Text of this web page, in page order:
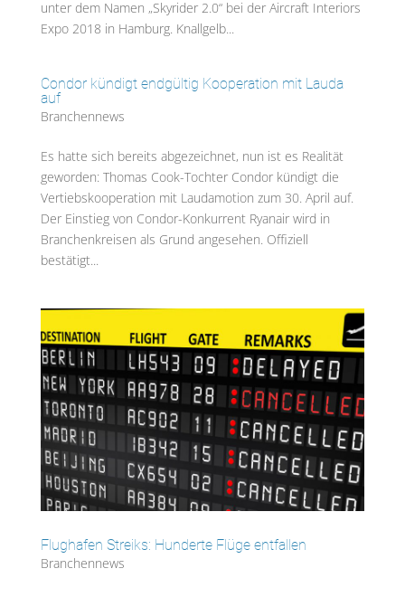
unter dem Namen „Skyrider 2.0“ bei der Aircraft Interiors
Expo 2018 in Hamburg. Knallgelb...
Condor kündigt endgültig Kooperation mit Lauda
auf
Branchennews
Es hatte sich bereits abgezeichnet, nun ist es Realität
geworden: Thomas Cook-Tochter Condor kündigt die
Vertiebskooperation mit Laudamotion zum 30. April auf.
Der Einstieg von Condor-Konkurrent Ryanair wird in
Branchenkreisen als Grund angesehen. Offiziell
bestätigt...
Flughafen Streiks: Hunderte Flüge entfallen
Branchennews